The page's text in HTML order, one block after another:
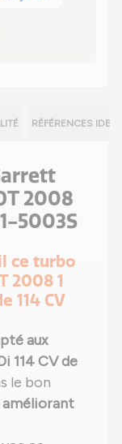
RÉFÉRENCES
2008
5003S
ce turbo
2008 1
114 CV
aux
114 CV de
le bon
améliorant